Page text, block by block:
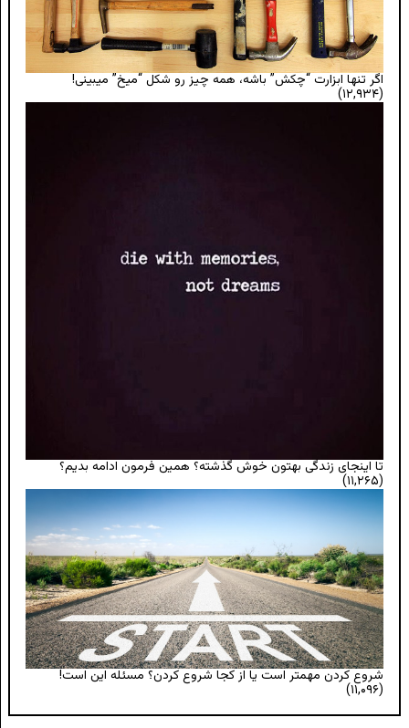
اگر تنها ابزارت “چکش” باشه، همه چیز رو شکل “میخ” میبینی!
(۱۲,۹۳۴)
تا اینجای زندگی بهتون خوش گذشته؟ همین فرمون ادامه بدیم؟
(۱۱,۲۶۵)
شروع کردن مهمتر است یا از کجا شروع کردن؟ مسئله این است!
(۱۱,۰۹۶)